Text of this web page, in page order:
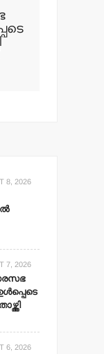
8, 2026
7, 2026
6, 2026